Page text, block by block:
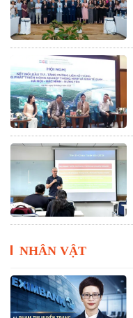
NHÂN VẬT